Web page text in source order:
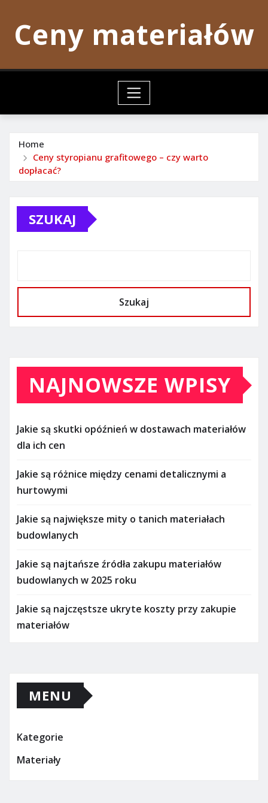
contentCeny materiałów
Home
Ceny styropianu grafitowego – czy warto
dopłacać?
SZUKAJ
Szukaj
NAJNOWSZE WPISY
Jakie są skutki opóźnień w dostawach materiałów
dla ich cen
Jakie są różnice między cenami detalicznymi a
hurtowymi
Jakie są największe mity o tanich materiałach
budowlanych
Jakie są najtańsze źródła zakupu materiałów
budowlanych w 2025 roku
Jakie są najczęstsze ukryte koszty przy zakupie
materiałów
MENU
Kategorie
Materiały